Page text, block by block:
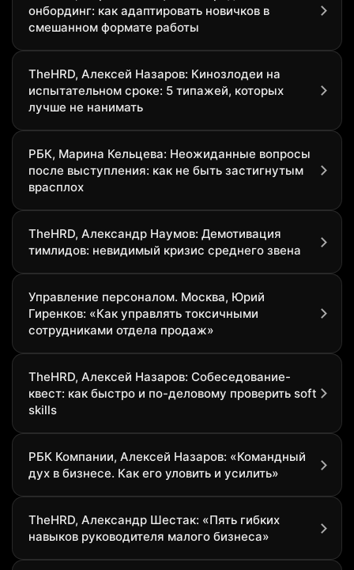
онбординг: как адаптировать новичков в
смешанном формате работы
TheHRD, Алексей Назаров: Кинозлодеи на
испытательном сроке: 5 типажей, которых
лучше не нанимать
РБК, Марина Кельцева: Неожиданные вопросы
после выступления: как не быть застигнутым
врасплох
TheHRD, Александр Наумов: Демотивация
тимлидов: невидимый кризис среднего звена
Управление персоналом. Москва, Юрий
Гиренков: «Как управлять токсичными
сотрудниками отдела продаж»
TheHRD, Алексей Назаров: Собеседование-
квест: как быстро и по-деловому проверить soft
skills
РБК Компании, Алексей Назаров: «Командный
дух в бизнесе. Как его уловить и усилить»
TheHRD, Александр Шестак: «Пять гибких
навыков руководителя малого бизнеса»